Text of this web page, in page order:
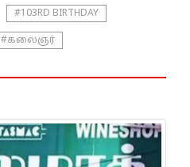
#103RD BIRTHDAY
#கலைஞர்